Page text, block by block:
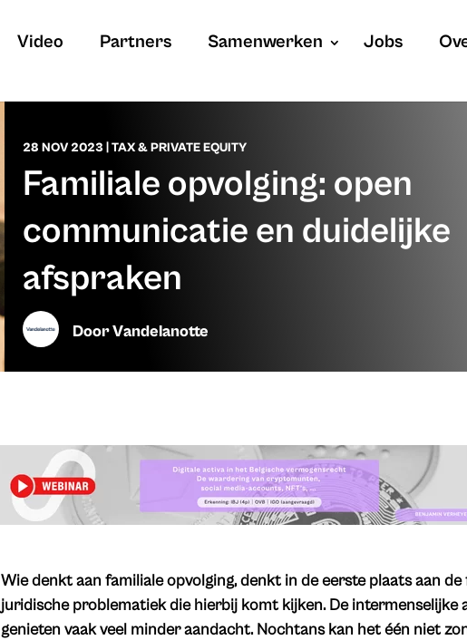
Video Partners Samenwerken Jobs
28 NOV 2023 TAX & PRIVATE EQUITY
Familiale opvolging: open
communicatie en duidelijke
afspraken
DoorVandelanotte
Wie denkt aan familiale opvolging, denkt in de eerste plaats aan de
juridische problematiek die hierbij komt kijken. De intermenselijke
genieten vaak veel minder aandacht. Nochtans kan het één niet